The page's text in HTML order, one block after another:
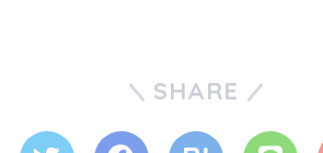
SHARE